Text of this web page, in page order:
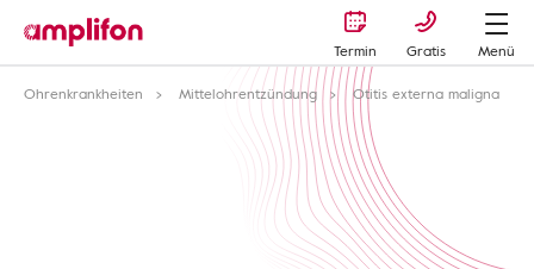
Termin Gratis
Menü
Ohrenkrankheiten
Mittelohrentzündung Otitis externa maligna